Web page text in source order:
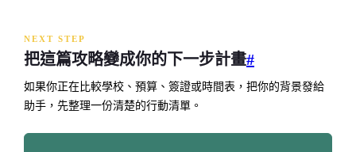
NEXT STEP
把這篇攻略變成你的下一步計畫#
如果你正在比較學校、預算、簽證或時間表，把你的背景發給
助手，先整理一份清楚的行動清單。